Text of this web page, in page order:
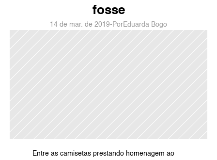
fosse
14 de mar. de 2019- PorEduarda Bogo
Entre as camisetas prestando homenagem ao